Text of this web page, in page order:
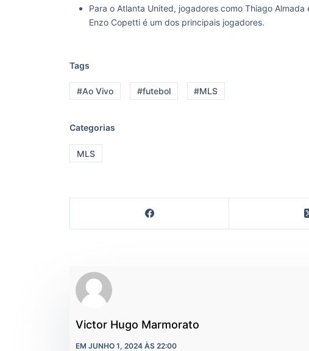
Para o Atlanta United, jogadores como Thiago
Enzo Copetti é um dos principais jogadores​.
Tags
#Ao Vivo #futebol #MLS
Categorias
MLS
Victor Hugo Marmorato
EM JUNHO 1, 2024 ÀS 22:00